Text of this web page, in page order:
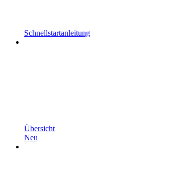
Schnellstartanleitung
Übersicht
Neu